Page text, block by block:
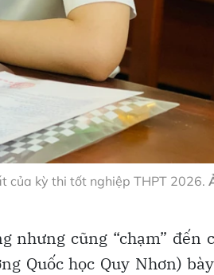
của kỳ thi tốt nghiệp THPT 2026.
nhưng cũng “chạm” đến
Quốc học Quy Nhơn)